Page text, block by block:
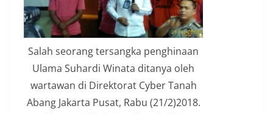
Salah seorang tersangka penghinaan
Ulama Suhardi Winata ditanya oleh
wartawan di Direktorat Cyber Tanah
Abang Jakarta Pusat, Rabu (21/2)2018.